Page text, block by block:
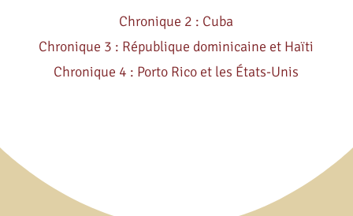
Chronique 2 : Cuba
Chronique 3 : République dominicaine et Haïti
Chronique 4 : Porto Rico et les États-Unis